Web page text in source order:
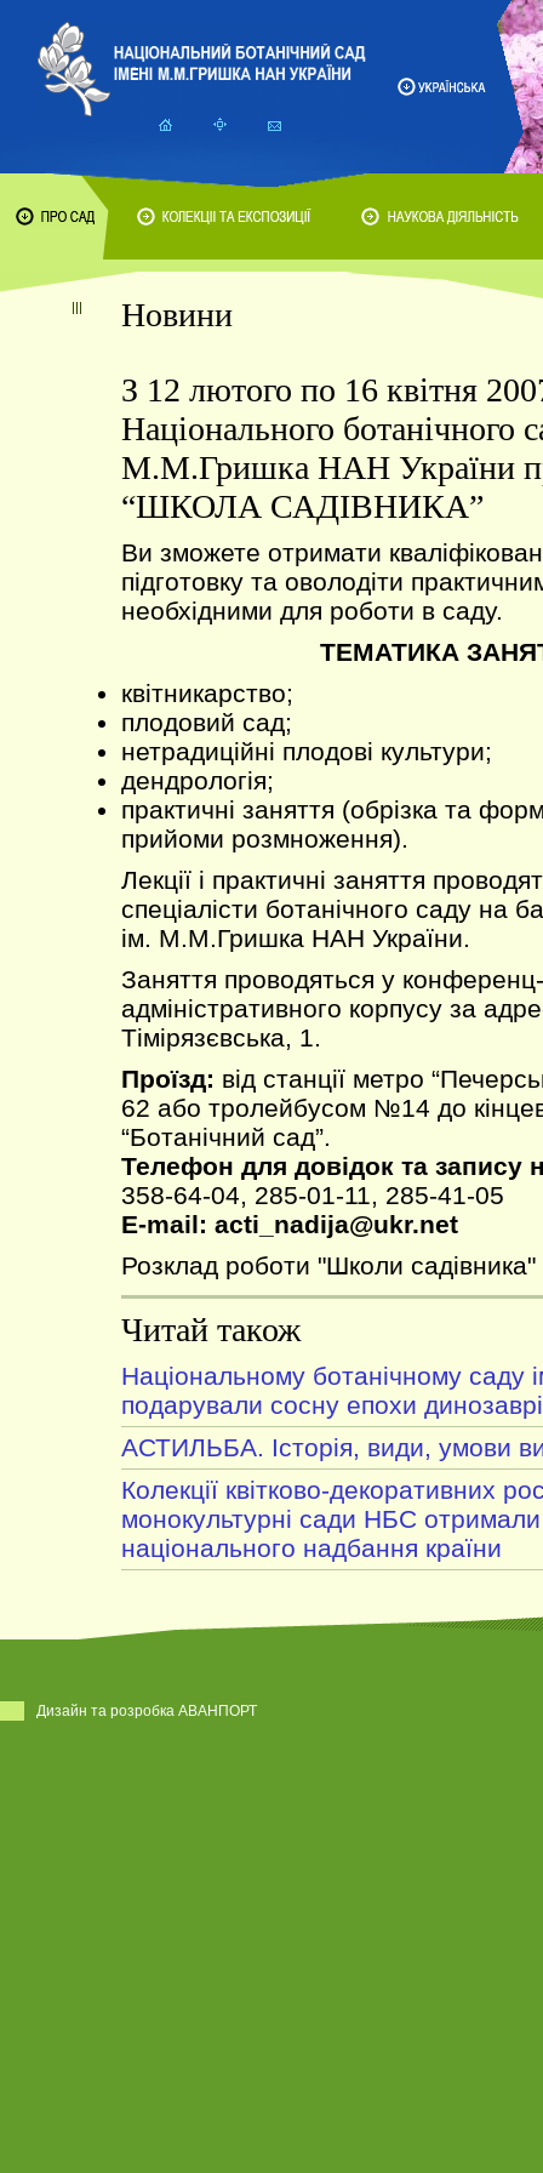
Новини
З 12 лютого по 16 квітня
Національного ботанічного
М.М.Гришка НАН України
“ШКОЛА САДІВНИКА”
Ви зможете отримати
підготовку та оволодіти
необхідними для роботи в саду.
ТЕМАТИКА
квітникарство;
плодовий сад;
нетрадиційні плодові культури;
дендрологія;
практичні заняття (обрізка та
прийоми розмноження).
Лекції і практичні заняття
спеціалісти ботанічного саду на
ім. М.М.Гришка НАН України.
Заняття проводяться у конференц-
адміністративного корпусу за
Тімірязєвська, 1.
Проїзд: від станції метро
62 або тролейбусом №14 до
“Ботанічний сад”.
Телефон для довідок та запису
358-64-04, 285-01-11, 285-41-05
Е-mail: acti_nadija@ukr.net
Розклад роботи "Школи садівника"
Читай також
Національному ботанічному
подарували сосну епохи
АСТИЛЬБА. Історія, види, умови
Колекції квітково-декоративних
монокультурні сади НБС отримали
національного надбання країни
Дизайн та розробка АВАНПОРТ